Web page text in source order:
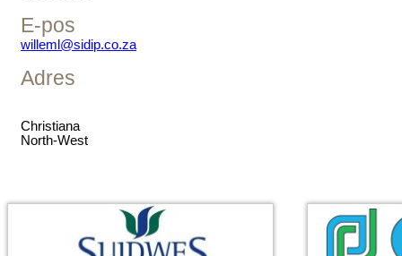
E-pos
willeml@sidip.co.za
Adres
Christiana
North-West